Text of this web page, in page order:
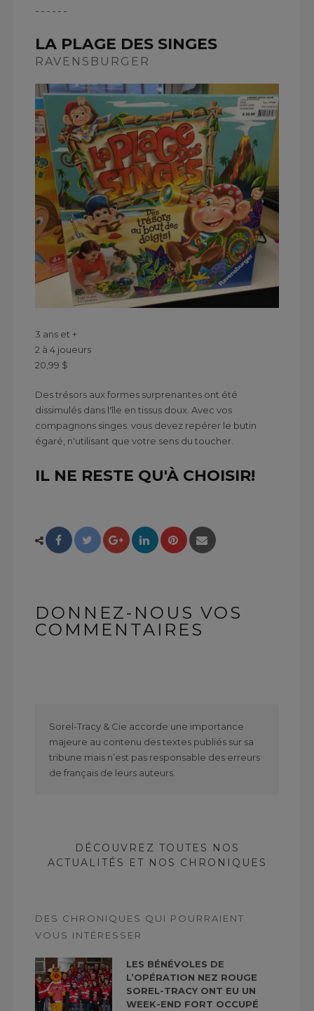
------
LA PLAGE DES SINGES
RAVENSBURGER
3 ans et +
2 à 4 joueurs
20,99 $
Des trésors aux formes surprenantes ont été
dissimulés dans l'île en tissus doux. Avec vos
compagnons singes. vous devez repérer le butin
égaré, n'utilisant que votre sens du toucher.
IL NE RESTE QU'À CHOISIR!
DONNEZ-NOUS VOS
COMMENTAIRES
Sorel-Tracy & Cie accorde une importance
majeure au contenu des textes publiés sur sa
tribune mais n’est pas responsable des erreurs
de français de leurs auteurs.
DÉCOUVREZ TOUTES NOS
ACTUALITÉS ET NOS CHRONIQUES
DES CHRONIQUES QUI POURRAIENT
VOUS INTÉRESSER
LES BÉNÉVOLES DE
L’OPÉRATION NEZ ROUGE
SOREL-TRACY ONT EU UN
WEEK-END FORT OCCUPÉ